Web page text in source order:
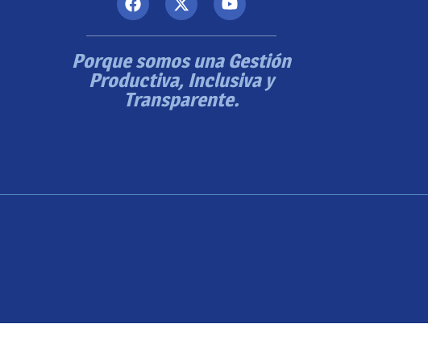
Porque somos una Gestión
Productiva, Inclusiva y
Transparente.